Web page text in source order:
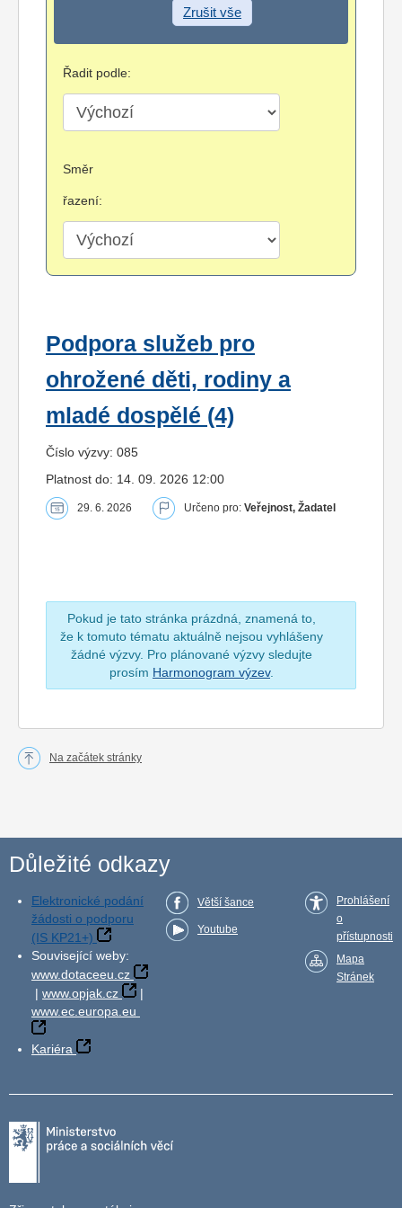
Zrušit vše
Řadit podle:
Směr
řazení:
Podpora služeb pro
ohrožené děti, rodiny a
mladé dospělé (4)
Číslo výzvy: 085
Platnost do: 14. 09. 2026 12:00
29. 6. 2026 Určeno pro: Veřejnost, Žadatel
Pokud je tato stránka prázdná, znamená to,
že k tomuto tématu aktuálně nejsou vyhlášeny
žádné výzvy. Pro plánované výzvy sledujte
prosím Harmonogram výzev.
Na začátek stránky
Důležité odkazy
Elektronické podání
žádosti o podporu
(IS KP21+)
Související weby:
www.dotaceeu.cz
| www.opjak.cz
|
www.ec.europa.eu
Kariéra
Větší šance
Youtube
Prohlášení
o
přístupnosti
Mapa
Stránek